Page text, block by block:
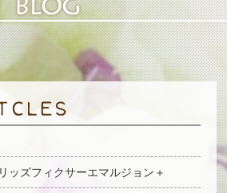
ズフィクサーエマルジョン＋